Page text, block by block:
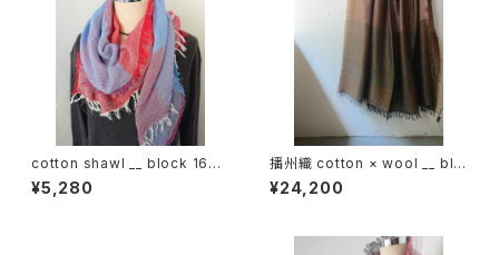
cotton shawl __ block 160
初日影w
¥5,280
播州織 cotton × wool __ blo
ck 220-120 枯芙蓉GK
¥24,200